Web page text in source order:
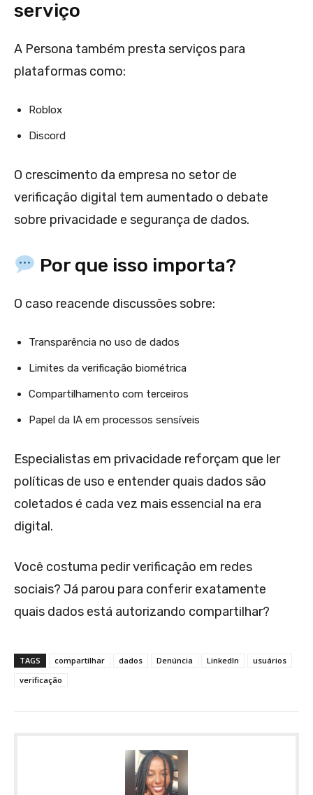
serviço
A Persona também presta serviços para
plataformas como:
Roblox
Discord
O crescimento da empresa no setor de
verificação digital tem aumentado o debate
sobre privacidade e segurança de dados.
Por que isso importa?
O caso reacende discussões sobre:
Transparência no uso de dados
Limites da verificação biométrica
Compartilhamento com terceiros
Papel da IA em processos sensíveis
Especialistas em privacidade reforçam que ler
políticas de uso e entender quais dados são
coletados é cada vez mais essencial na era
digital.
Você costuma pedir verificação em redes
sociais? Já parou para conferir exatamente
quais dados está autorizando compartilhar?
TAGS compartilhar dados Denúncia LinkedIn
usuários
verificação